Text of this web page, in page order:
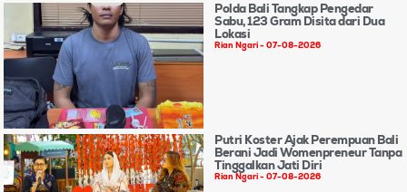
Polda Bali Tangkap Pengedar
Sabu, 123 Gram Disita dari Dua
Lokasi
Rian Ngari 07-08-2026
Putri Koster Ajak Perempuan Bali
Berani Jadi Womenpreneur Tanpa
Tinggalkan Jati Diri
Rian Ngari 07-08-2026